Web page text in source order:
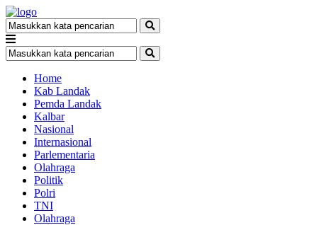
Home
Kab Landak
Pemda Landak
Kalbar
Nasional
Internasional
Parlementaria
Olahraga
Politik
Polri
TNI
Olahraga